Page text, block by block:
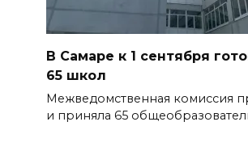
В Самаре к 1 сентября
65 школ
Межведомственная комиссия
и приняла 65